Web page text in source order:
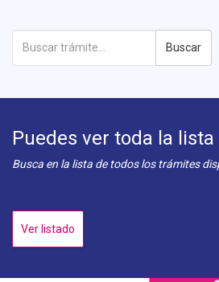
Buscar
Puedes ver toda la
Busca en la lista de todos los trámites
Ver listado